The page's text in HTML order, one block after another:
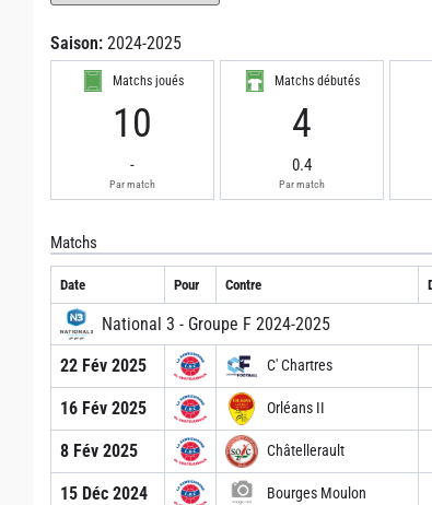
Saison: 2024-2025
Matchs joués
10
-
Par match
Matchs débutés
4
0.4
Par match
Matchs
Date Pour Contre
National 3 - Groupe F 2024-2025
22 Fév 2025
C' Chartres
16 Fév 2025 Orléans II
8 Fév 2025 Châtellerault
15 Déc 2024 Bourges Moulon